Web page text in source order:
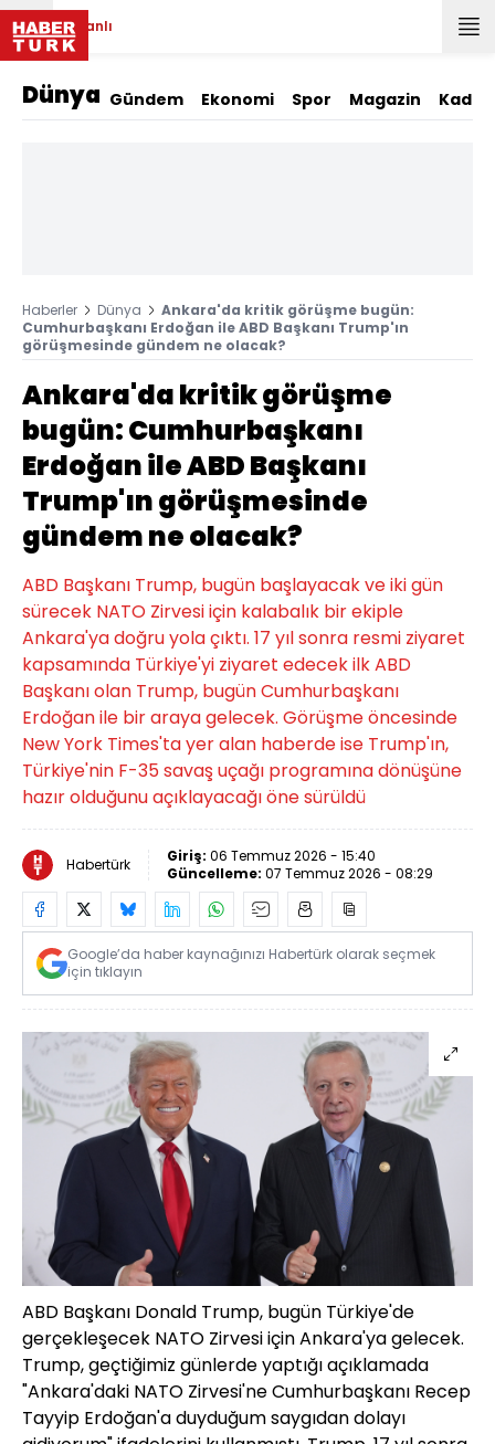
Canlı
Dünya Gündem Ekonomi Spor Magazin Kadın
Haberler Dünya
Ankara'da kritik görüşme bugün:
Cumhurbaşkanı Erdoğan ile ABD Başkanı Trump'ın
görüşmesinde gündem ne olacak?
Ankara'da kritik görüşme
bugün: Cumhurbaşkanı
Erdoğan ile ABD Başkanı
Trump'ın görüşmesinde
gündem ne olacak?
ABD Başkanı Trump, bugün başlayacak ve iki gün
sürecek NATO Zirvesi için kalabalık bir ekiple
Ankara'ya doğru yola çıktı. 17 yıl sonra resmi ziyaret
kapsamında Türkiye'yi ziyaret edecek ilk ABD
Başkanı olan Trump, bugün Cumhurbaşkanı
Erdoğan ile bir araya gelecek. Görüşme öncesinde
New York Times'ta yer alan haberde ise Trump'ın,
Türkiye'nin F-35 savaş uçağı programına dönüşüne
hazır olduğunu açıklayacağı öne sürüldü
Habertürk Giriş: 06 Temmuz 2026 - 15:40
Güncelleme: 07 Temmuz 2026 - 08:29
Google’da haber kaynağınızı Habertürk olarak seçmek
için tıklayın
ABD Başkanı Donald Trump, bugün Türkiye'de
gerçekleşecek NATO Zirvesi için Ankara'ya gelecek.
Trump, geçtiğimiz günlerde yaptığı açıklamada
"Ankara'daki NATO Zirvesi'ne Cumhurbaşkanı Recep
Tayyip Erdoğan'a duyduğum saygıdan dolayı